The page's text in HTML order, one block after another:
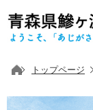
トップページ